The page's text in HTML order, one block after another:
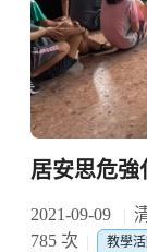
居安思危強
2021-09-09
785 次
教學